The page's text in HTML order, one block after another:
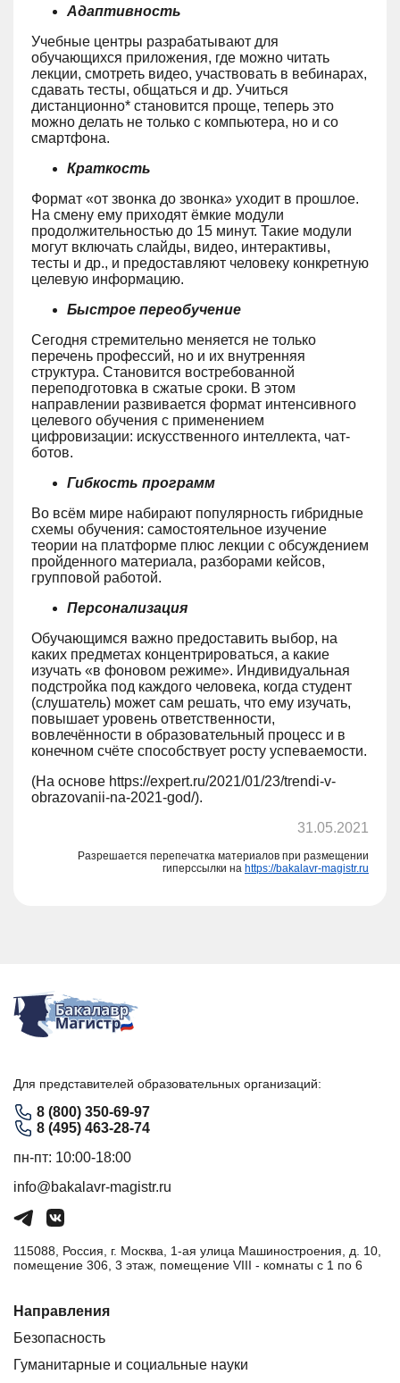
Адаптивность
Учебные центры разрабатывают для
обучающихся приложения, где можно читать
лекции, смотреть видео, участвовать в вебинарах,
сдавать тесты, общаться и др. Учиться
дистанционно* становится проще, теперь это
можно делать не только с компьютера, но и со
смартфона.
Краткость
Формат «от звонка до звонка» уходит в прошлое.
На смену ему приходят ёмкие модули
продолжительностью до 15 минут. Такие модули
могут включать слайды, видео, интерактивы,
тесты и др., и предоставляют человеку конкретную
целевую информацию.
Быстрое переобучение
Сегодня стремительно меняется не только
перечень профессий, но и их внутренняя
структура. Становится востребованной
переподготовка в сжатые сроки. В этом
направлении развивается формат интенсивного
целевого обучения с применением
цифровизации: искусственного интеллекта, чат-
ботов.
Гибкость программ
Во всём мире набирают популярность гибридные
схемы обучения: самостоятельное изучение
теории на платформе плюс лекции с обсуждением
пройденного материала, разборами кейсов,
групповой работой.
Персонализация
Обучающимся важно предоставить выбор, на
каких предметах концентрироваться, а какие
изучать «в фоновом режиме». Индивидуальная
подстройка под каждого человека, когда студент
(слушатель) может сам решать, что ему изучать,
повышает уровень ответственности,
вовлечённости в образовательный процесс и в
конечном счёте способствует росту успеваемости.
(На основе https://expert.ru/2021/01/23/trendi-v-
obrazovanii-na-2021-god/).
31.05.2021
Разрешается перепечатка материалов при размещении
гиперссылки на https://bakalavr-magistr.ru
Для представителей образовательных организаций:
8 (800) 350-69-97
8 (495) 463-28-74
пн-пт: 10:00-18:00
info@bakalavr-magistr.ru
115088, Россия, г. Москва, 1-ая улица Машиностроения, д. 10,
помещение 306, 3 этаж, помещение VIII - комнаты с 1 по 6
Направления
Безопасность
Гуманитарные и социальные науки